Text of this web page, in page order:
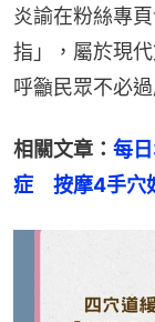
炎諭在粉絲專
指」，屬於現
呼籲民眾不必
相關文章： 每
症　按摩4手穴